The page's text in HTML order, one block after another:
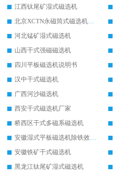
江西钛尾矿湿式磁选机
北京XCTN永磁筒式磁选机磁块位置
河北锰矿湿式磁选机
山西干式强磁磁选机
四川平板磁选机说明书
汉中干式磁选机
广西河沙磁选机
西安干式磁选机厂家
桥西区干式多磁系磁选机
安徽湿式平板磁选机除铁效果怎么样
安徽铁矿干式磁选机
黑龙江钛尾矿湿式磁选机